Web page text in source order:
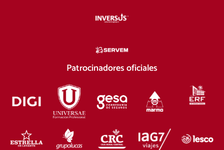
Patrocinadores oficiales